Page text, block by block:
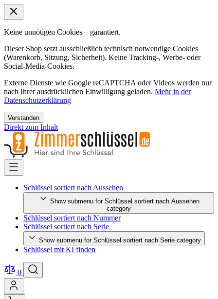
Keine unnötigen Cookies – garantiert.
Dieser Shop setzt ausschließlich technisch notwendige Cookies
(Warenkorb, Sitzung, Sicherheit). Keine Tracking-, Werbe- oder
Social-Media-Cookies.
Externe Dienste wie Google reCAPTCHA oder Videos werden nur
nach Ihrer ausdrücklichen Einwilligung geladen. Mehr in der
Datenschutzerklärung
Verstanden
Direkt zum Inhalt
Schlüssel sortiert nach Aussehen
Show submenu for Schlüssel sortiert nach Aussehen
category
Schlüssel sortiert nach Nummer
Schlüssel sortiert nach Serie
Show submenu for Schlüssel sortiert nach Serie category
Schlüssel mit KI finden
0